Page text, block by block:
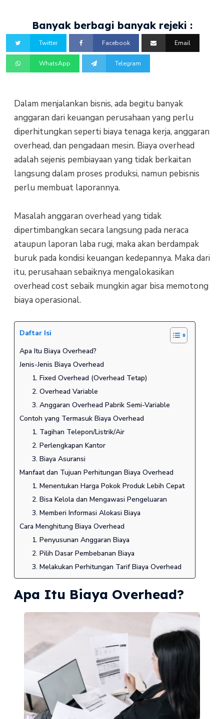
Banyak berbagi banyak rejeki :
Twitter Facebook Email
WhatsApp Telegram
Dalam menjalankan bisnis, ada begitu banyak
anggaran dari keuangan perusahaan yang perlu
diperhitungkan seperti biaya tenaga kerja, anggaran
overhead, dan pengadaan mesin. Biaya overhead
adalah sejenis pembiayaan yang tidak berkaitan
langsung dalam proses produksi, namun pebisnis
perlu membuat laporannya.
Masalah anggaran overhead yang tidak
dipertimbangkan secara langsung pada neraca
ataupun laporan laba rugi, maka akan berdampak
buruk pada kondisi keuangan kedepannya. Maka dari
itu, perusahaan sebaiknya mengalokasikan
overhead cost sebaik mungkin agar bisa memotong
biaya operasional.
Daftar Isi
Apa Itu Biaya Overhead?
Jenis-Jenis Biaya Overhead
1. Fixed Overhead (Overhead Tetap)
2. Overhead Variable
3. Anggaran Overhead Pabrik Semi-Variable
Contoh yang Termasuk Biaya Overhead
1. Tagihan Telepon/Listrik/Air
2. Perlengkapan Kantor
3. Biaya Asuransi
Manfaat dan Tujuan Perhitungan Biaya Overhead
1. Menentukan Harga Pokok Produk Lebih Cepat
2. Bisa Kelola dan Mengawasi Pengeluaran
3. Memberi Informasi Alokasi Biaya
Cara Menghitung Biaya Overhead
1. Penyusunan Anggaran Biaya
2. Pilih Dasar Pembebanan Biaya
3. Melakukan Perhitungan Tarif Biaya Overhead
Apa Itu Biaya Overhead?